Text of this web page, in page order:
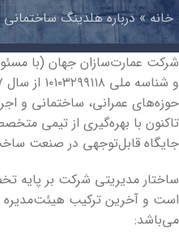
خانه»درباره هلدینگ ساختمانی
حوزه‌های عمرانی، ساختمانی و
تاکنون با بهره‌گیری از تیمی
جایگاه قابل‌توجهی در صنعت
ساختار مدیریتی شرکت بر پایه
است و آخرین ترکیب
می‌باشد: